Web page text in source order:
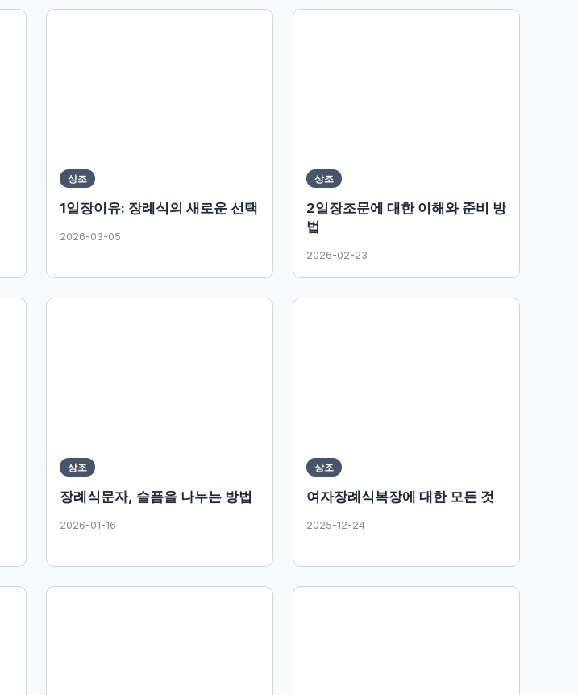
상조
1일장이유: 장례식의 새로운 선택
2026-03-05
상조
2일장조문에 대한 이해와 준비 방
법
2026-02-23
상조
장례식문자, 슬픔을 나누는 방법
2026-01-16
상조
여자장례식복장에 대한 모든 것
2025-12-24